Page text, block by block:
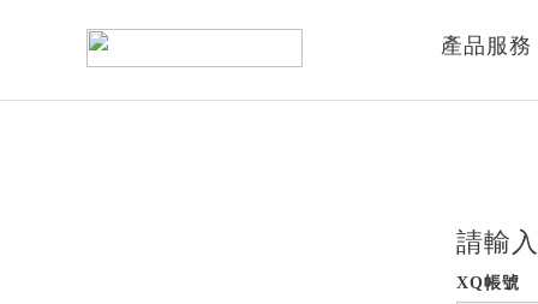
產品服務
請輸
XQ帳號